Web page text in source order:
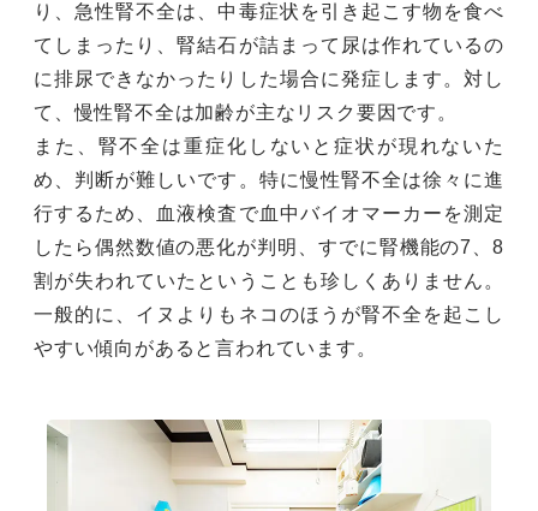
り、急性腎不全は、中毒症状を引き起こす物を食べ
てしまったり、腎結石が詰まって尿は作れているの
に排尿できなかったりした場合に発症します。対し
て、慢性腎不全は加齢が主なリスク要因です。
また、腎不全は重症化しないと症状が現れないた
め、判断が難しいです。特に慢性腎不全は徐々に進
行するため、血液検査で血中バイオマーカーを測定
したら偶然数値の悪化が判明、すでに腎機能の7、8
割が失われていたということも珍しくありません。
一般的に、イヌよりもネコのほうが腎不全を起こし
やすい傾向があると言われています。